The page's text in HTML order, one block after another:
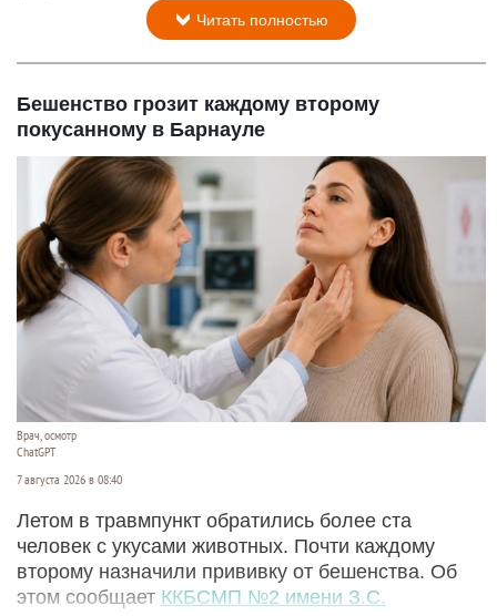
Читать полностью
Бешенство грозит каждому второму
покусанному в Барнауле
Врач, осмотр
ChatGPT
7 августа 2026 в 08:40
Летом в травмпункт обратились более ста
человек с укусами животных. Почти каждому
второму назначили прививку от бешенства. Об
этом сообщает ККБСМП №2 имени З.С.